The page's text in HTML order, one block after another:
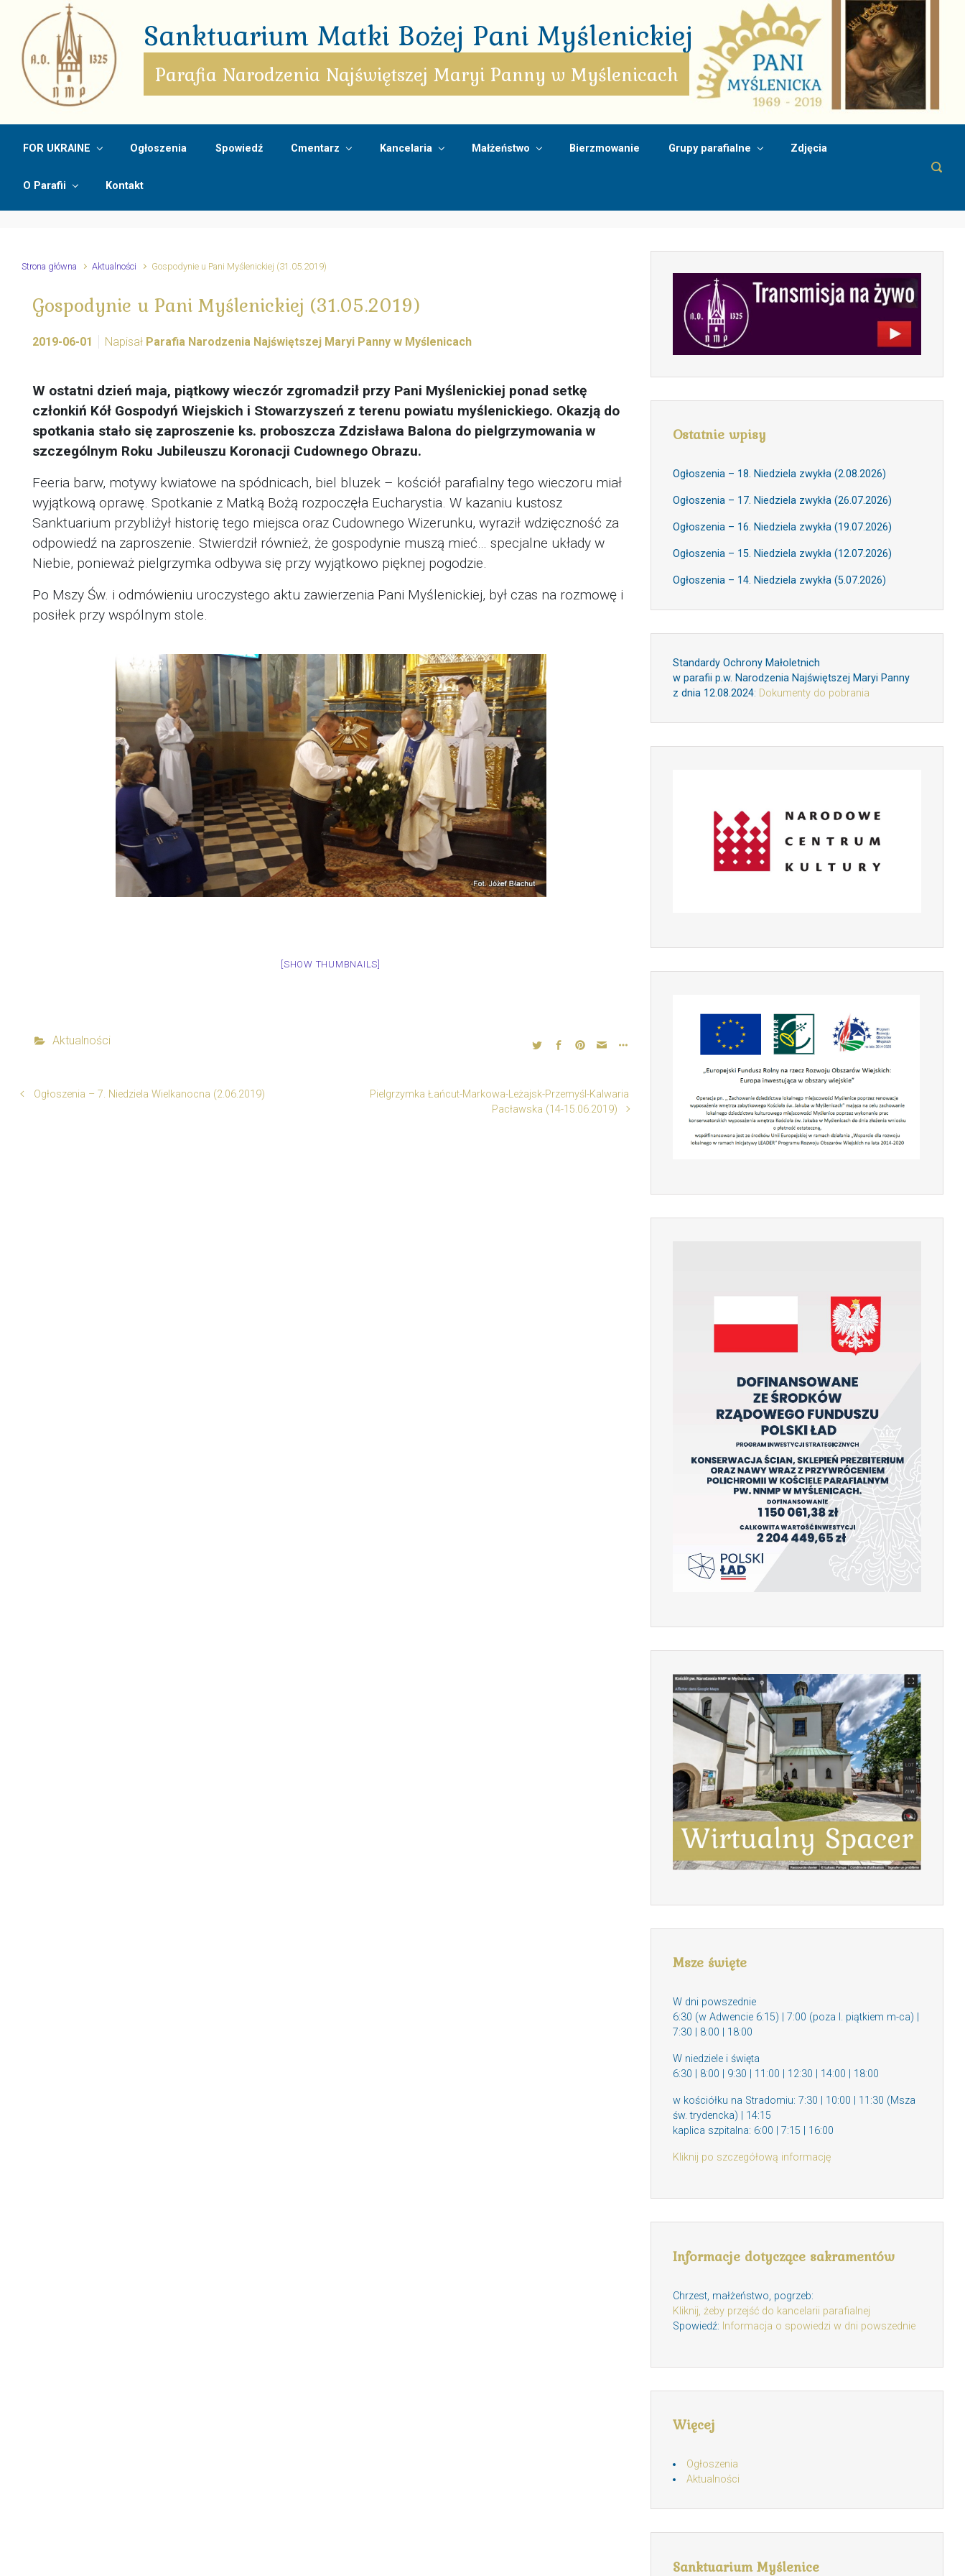
Skip to main content
Sanktuarium Matki Bożej Pani Myślenickiej
Parafia Narodzenia Najświętszej Maryi Panny w Myślenicach
FOR UKRAINE Ogłoszenia Spowiedź Cmentarz Kancelaria Małżeństwo Bierzmowanie Grupy parafialne Zdjęcia
O Parafii Kontakt
Strona główna Aktualności Gospodynie u Pani Myślenickiej (31.05.2019)
Gospodynie u Pani Myślenickiej (31.05.2019)
2019-06-01 Napisał Parafia Narodzenia Najświętszej Maryi Panny w Myślenicach
W ostatni dzień maja, piątkowy wieczór zgromadził przy Pani Myślenickiej ponad setkę
członkiń Kół Gospodyń Wiejskich i Stowarzyszeń z terenu powiatu myślenickiego. Okazją do
spotkania stało się zaproszenie ks. proboszcza Zdzisława Balona do pielgrzymowania w
szczególnym Roku Jubileuszu Koronacji Cudownego Obrazu.
Feeria barw, motywy kwiatowe na spódnicach, biel bluzek – kościół parafialny tego wieczoru miał
wyjątkową oprawę. Spotkanie z Matką Bożą rozpoczęła Eucharystia. W kazaniu kustosz
Sanktuarium przybliżył historię tego miejsca oraz Cudownego Wizerunku, wyraził wdzięczność za
odpowiedź na zaproszenie. Stwierdził również, że gospodynie muszą mieć… specjalne układy w
Niebie, ponieważ pielgrzymka odbywa się przy wyjątkowo pięknej pogodzie.
Po Mszy Św. i odmówieniu uroczystego aktu zawierzenia Pani Myślenickiej, był czas na rozmowę i
posiłek przy wspólnym stole.
[SHOW THUMBNAILS]
Aktualności
Ogłoszenia – 7. Niedziela Wielkanocna (2.06.2019)
Pielgrzymka Łańcut-Markowa-Leżajsk-Przemyśl-Kalwaria
Pacławska (14-15.06.2019)
Ostatnie wpisy
Ogłoszenia – 18. Niedziela zwykła (2.08.2026)
Ogłoszenia – 17. Niedziela zwykła (26.07.2026)
Ogłoszenia – 16. Niedziela zwykła (19.07.2026)
Ogłoszenia – 15. Niedziela zwykła (12.07.2026)
Ogłoszenia – 14. Niedziela zwykła (5.07.2026)
Standardy Ochrony Małoletnich
w parafii p.w. Narodzenia Najświętszej Maryi Panny
z dnia 12.08.2024: Dokumenty do pobrania
Msze święte
W dni powszednie
6:30 (w Adwencie 6:15) | 7:00 (poza I. piątkiem m-ca) |
7:30 | 8:00 | 18:00
W niedziele i święta
6:30 | 8:00 | 9:30 | 11:00 | 12:30 | 14:00 | 18:00
w kościółku na Stradomiu: 7:30 | 10:00 | 11:30 (Msza
św. trydencka) | 14:15
kaplica szpitalna: 6:00 | 7:15 | 16:00
Kliknij po szczegółową informację
Informacje dotyczące sakramentów
Chrzest, małżeństwo, pogrzeb:
Kliknij, żeby przejść do kancelarii parafialnej
Spowiedź: Informacja o spowiedzi w dni powszednie
Więcej
Ogłoszenia
Aktualności
Sanktuarium Myślenice